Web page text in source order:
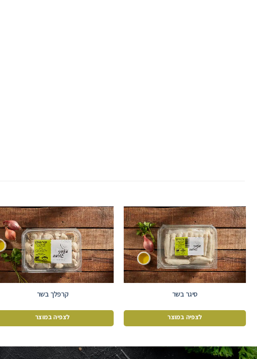
סיגר בשר
לצפיה במוצר
קרפלך בשר
לצפיה במוצר